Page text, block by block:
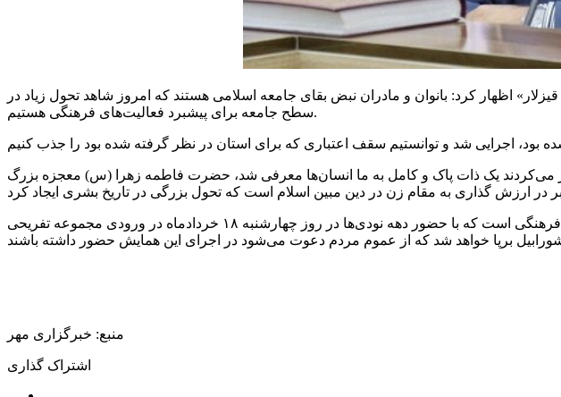
قیزلار » اظهار کرد: بانوان و مادران نبض بقای جامعه اسلامی هستند که امروز شاهد تحول زیاد در
سطح جامعه برای پیشبرد فعالیت‌های فرهنگی هستیم.
می‌کردند یک ذات پاک و کامل به ما انسان‌ها معرفی شد، حضرت فاطمه زهرا (س) معجزه بزرگ
نودی‌ها در روز چهارشنبه ۱۸ خردادماه در ورودی مجموعه تفریحی
منبع: خبرگزاری مهر
اشتراک گذاری